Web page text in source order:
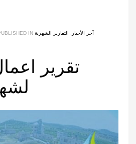
IN آخر الأخبار التقارير الشهرية
تقرير
لشهر 4/